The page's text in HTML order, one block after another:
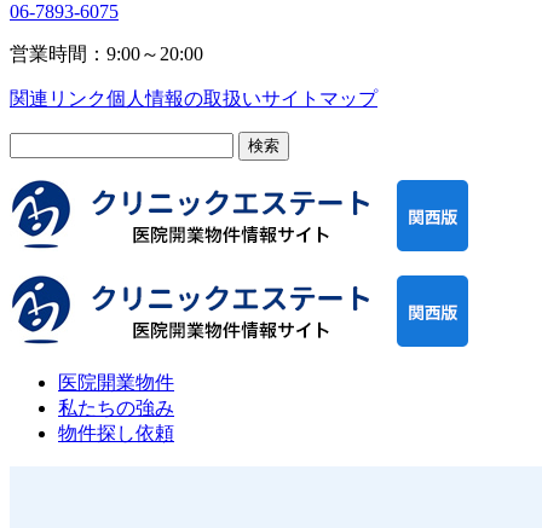
06-7893-6075
営業時間：9:00～20:00
関連リンク個人情報の取扱いサイトマップ
医院開業物件
私たちの強み
物件探し依頼